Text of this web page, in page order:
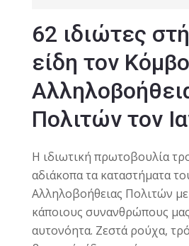
62 ιδιώτες
είδη τον Κόμβο
Πολιτών τον
Η ιδιωτική πρωτοβουλία
αδιάκοπα τα καταστήματα
Αλληλοβοήθειας Πολιτών
κάποιους συνανθρώπους μας
αυτονόητα. Ζεστά ρούχα,